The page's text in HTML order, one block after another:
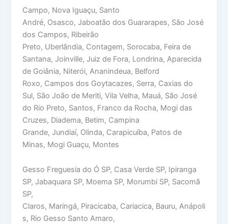
Campo, Nova Iguaçu, Santo
André, Osasco, Jaboatão dos Guararapes, São José
dos Campos, Ribeirão
Preto, Uberlândia, Contagem, Sorocaba, Feira de
Santana, Joinville, Juiz de Fora, Londrina, Aparecida
de Goiânia, Niterói, Ananindeua, Belford
Roxo, Campos dos Goytacazes, Serra, Caxias do
Sul, São João de Meriti, Vila Velha, Mauá, São José
do Rio Preto, Santos, Franco da Rocha, Mogi das
Cruzes, Diadema, Betim, Campina
Grande, Jundiaí, Olinda, Carapicuíba, Patos de
Minas, Mogi Guaçu, Montes
Gesso Freguesia do Ó SP, Casa Verde SP, Ipiranga
SP, Jabaquara SP, Moema SP, Morumbi SP, Sacomã
SP,
Claros, Maringá, Piracicaba, Cariacica, Bauru, Anápoli
s, Rio Gesso Santo Amaro,